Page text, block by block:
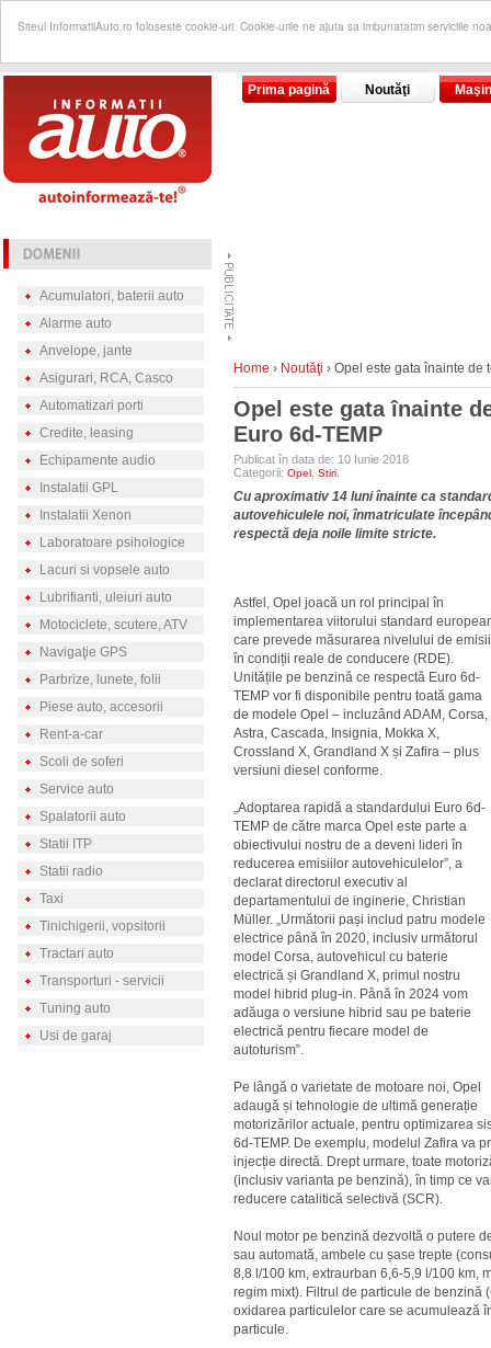
Siteul InformatiiAuto.ro foloseste cookie-uri. Cookie-urile ne ajuta sa imbunatatim serviciile
Prima pagină Noutăţi
Acumulatori, baterii auto
Alarme auto
Anvelope, jante
Asigurari, RCA, Casco
Automatizari porti
Credite, leasing
Echipamente audio
Instalatii GPL
Instalatii Xenon
Laboratoare psihologice
Lacuri si vopsele auto
Lubrifianti, uleiuri auto
Motociclete, scutere, ATV
Navigaţie GPS
Parbrize, lunete, folii
Piese auto, accesorii
Rent-a-car
Scoli de soferi
Service auto
Spalatorii auto
Statii ITP
Statii radio
Taxi
Tinichigerii, vopsitorii
Tractari auto
Transporturi - servicii
Tuning auto
Usi de garaj
Home › Noutăţi › Opel este gata înainte de
Opel este gata înainte
Euro 6d-TEMP
Publicat în data de: 10 Iunie 2018
Categorii: Opel Stiri
Cu aproximativ 14 luni înainte ca
autovehiculele noi, înmatriculate
respectă deja noile limite stricte.
Astfel, Opel joacă un rol principal în
implementarea viitorului standard
care prevede măsurarea nivelului de emisii
în condiții reale de conducere (RDE).
Unitățile pe benzină ce respectă Euro 6d-
TEMP vor fi disponibile pentru toată gama
de modele Opel – incluzând ADAM, Corsa,
Astra, Cascada, Insignia, Mokka X,
Crossland X, Grandland X și Zafira – plus
versiuni diesel conforme.
„Adoptarea rapidă a standardului Euro 6d-
TEMP de către marca Opel este parte a
obiectivului nostru de a deveni lideri în
reducerea emisiilor autovehiculelor”, a
declarat directorul executiv al
departamentului de inginerie, Christian
Müller. „Următorii pași includ patru modele
electrice până în 2020, inclusiv următorul
model Corsa, autovehicul cu baterie
electrică și Grandland X, primul nostru
model hibrid plug-in. Până în 2024 vom
adăuga o versiune hibrid sau pe baterie
electrică pentru fiecare model de
autoturism”.
Pe lângă o varietate de motoare noi, Opel
adaugă și tehnologie de ultimă generație
motorizărilor actuale, pentru optimizarea
6d-TEMP. De exemplu, modelul Zafira va
injecție directă. Drept urmare, toate
(inclusiv varianta pe benzină), în timp ce
reducere catalitică selectivă (SCR).
Noul motor pe benzină dezvoltă o putere
sau automată, ambele cu șase trepte
8,8 l/100 km, extraurban 6,6-5,9 l/100 km,
regim mixt). Filtrul de particule de benzină
oxidarea particulelor care se acumulează
particule.